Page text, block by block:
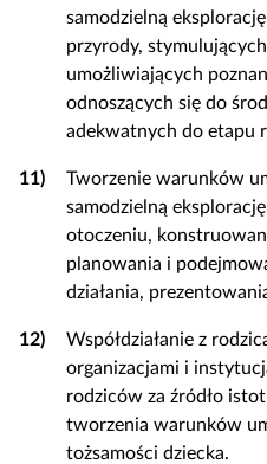
samodzielną
przyrody,
umożliwiających
odnoszących się do
adekwatnych do etapu
11)
Tworzenie warunków
samodzielną
otoczeniu,
planowania i
działania,
12)
Współdziałanie z
organizacjami i
rodziców za źródło
tworzenia warunków
tożsamości dziecka.